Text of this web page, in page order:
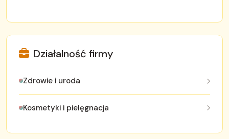
Działalność firmy
Zdrowie i uroda
Kosmetyki i pielęgnacja